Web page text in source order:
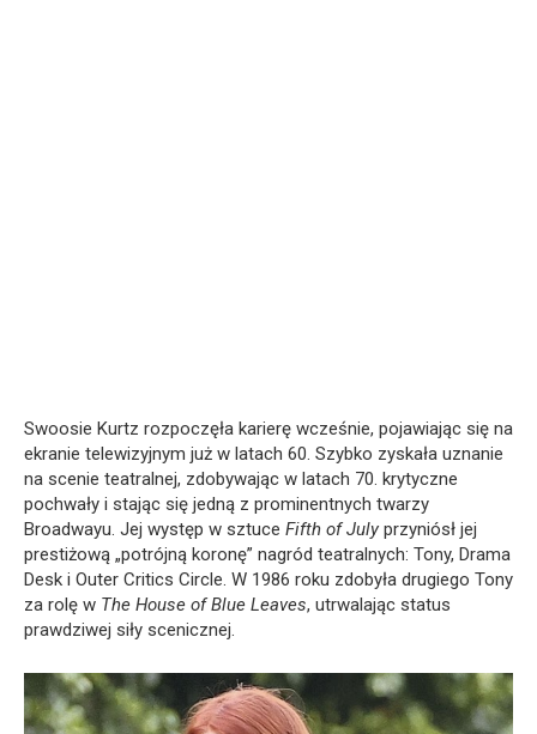
Swoosie Kurtz rozpoczęła karierę wcześnie, pojawiając się na
ekranie telewizyjnym już w latach 60. Szybko zyskała uznanie
na scenie teatralnej, zdobywając w latach 70. krytyczne
pochwały i stając się jedną z prominentnych twarzy
Broadwayu. Jej występ w sztuce Fifth of Julyprzyniósł jej
prestiżową „potrójną koronę” nagród teatralnych: Tony, Drama
Desk i Outer Critics Circle. W 1986 roku zdobyła drugiego Tony
za rolę w The House of Blue Leaves, utrwalając status
prawdziwej siły scenicznej.